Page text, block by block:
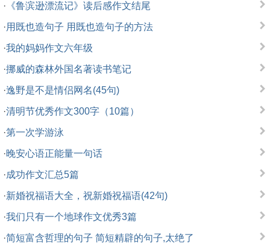
· 《鲁滨逊漂流记》读后感作文结尾
·用既也造句子 用既也造句子的方法
·我的妈妈作文六年级
·挪威的森林外国名著读书笔记
·逸野是不是情侣网名(45句)
·清明节优秀作文300字（10篇）
·第一次学游泳
·晚安心语正能量一句话
·成功作文汇总5篇
·新婚祝福语大全，祝新婚祝福语(42句)
·我们只有一个地球作文优秀3篇
·简短富含哲理的句子 简短精辟的句子,太绝了